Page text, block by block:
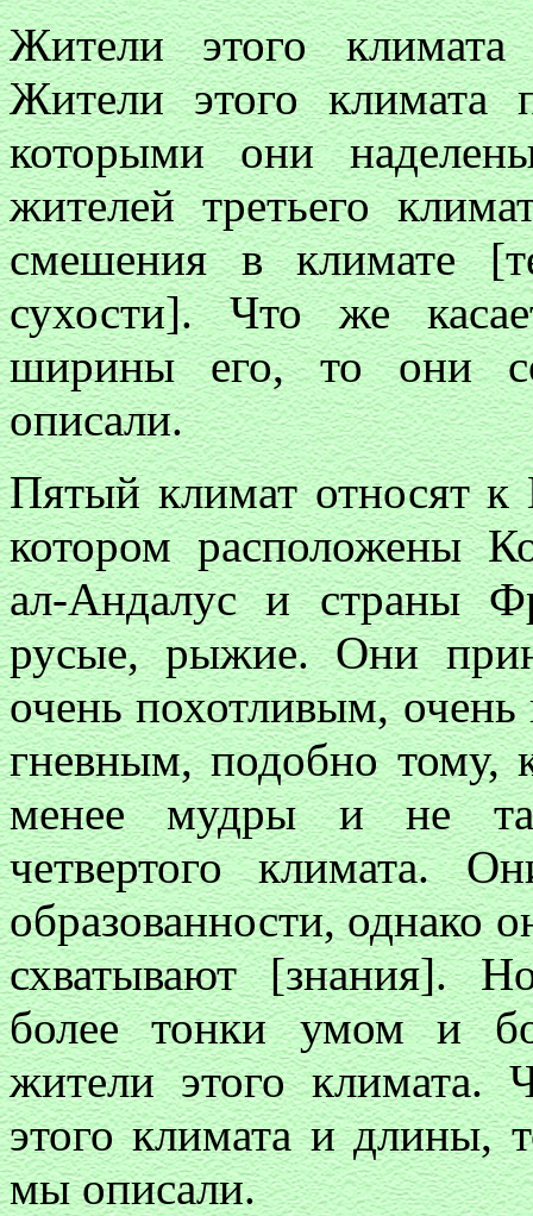
Жители этого
Жители этого климата
которыми они
жителей третьего
смешения в климате
сухости]. Что же
ширины его, то они
описали.
Пятый климат относят к
котором расположены
ал-Андалус и страны
русые, рыжие. Они
очень похотливым,
гневным, подобно
менее мудры и не
четвертого климата.
образованности, однако
схватывают [знания].
более тонки умом и
жители этого климата.
этого климата и длины,
мы описали.